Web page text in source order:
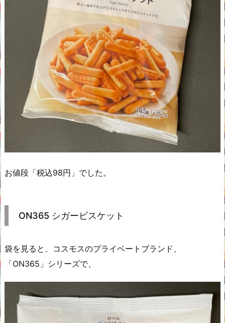
お値段「税込98円」でした。
ON365 シガービスケット
袋を見ると、コスモスのプライベートブランド、
「ON365」シリーズで、